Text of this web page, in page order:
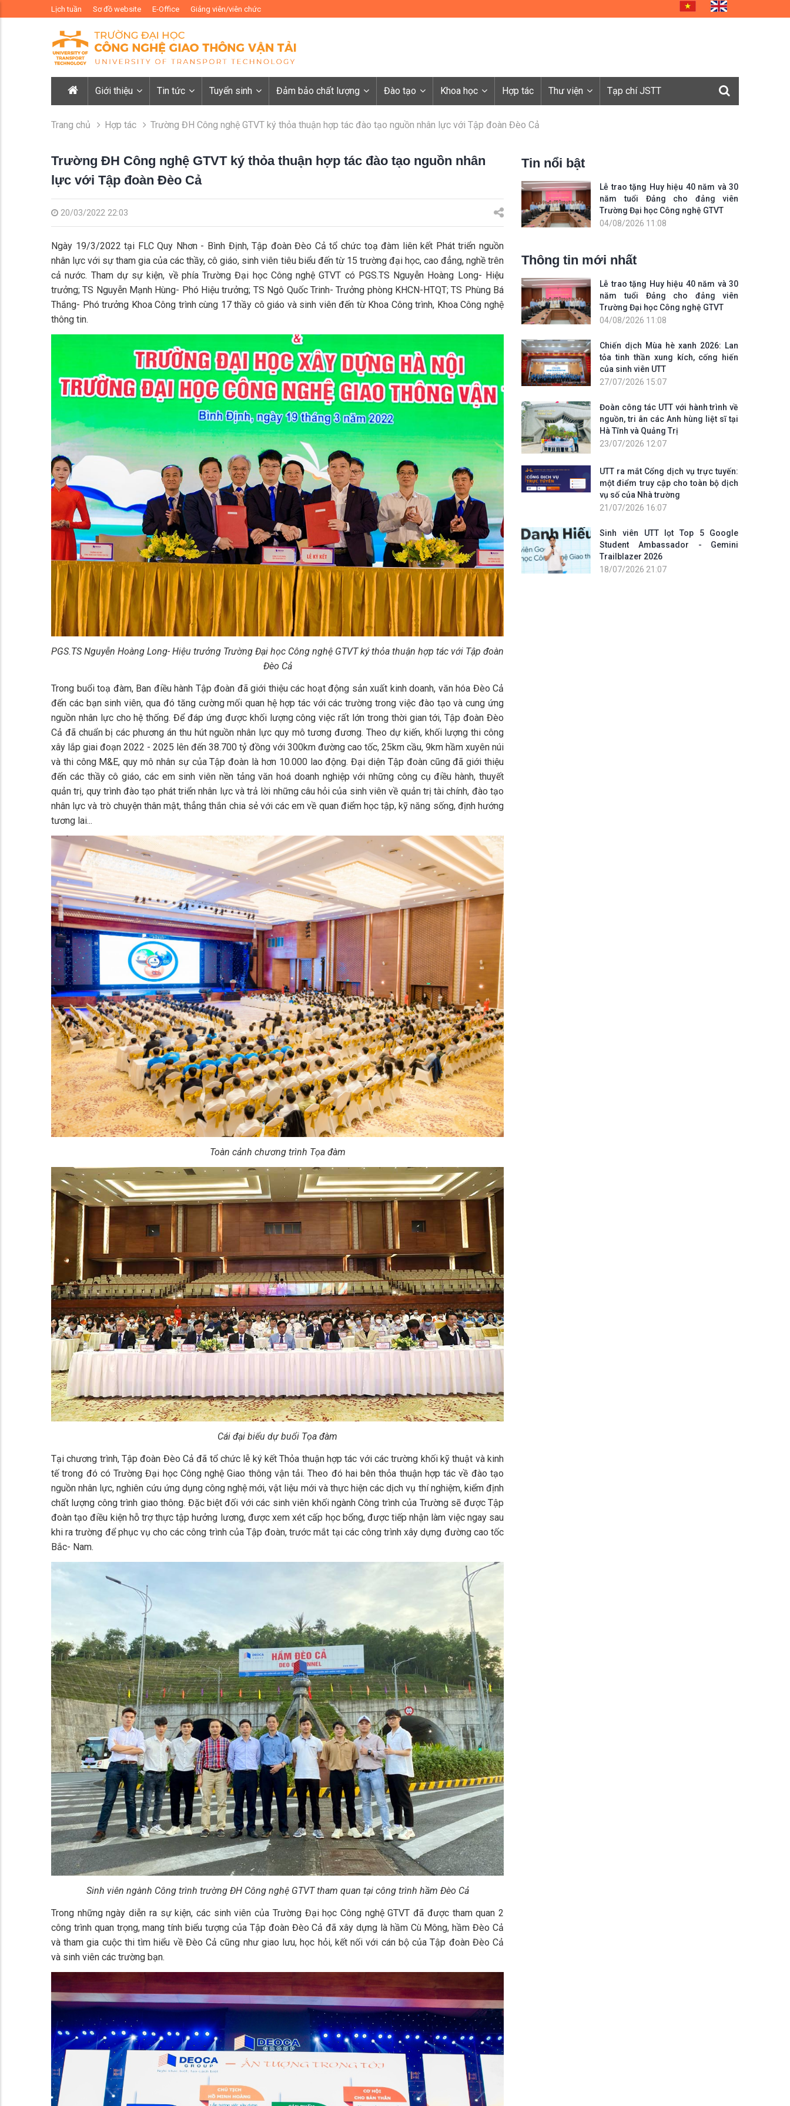
Lịch tuần Sơ đồ website E-Office Giảng viên/viên chức
Giới thiệu Tin tức Tuyển sinh Đảm bảo chất lượng Đào tạo Khoa học Hợp tác Thư viện Tạp chí JSTT
Trang chủ Hợp tác Trường ĐH Công nghệ GTVT ký thỏa thuận hợp tác đào tạo nguồn nhân lực với Tập đoàn Đèo Cả
Trường ĐH Công nghệ GTVT ký thỏa thuận hợp tác đào tạo nguồn nhân
lực với Tập đoàn Đèo Cả
20/03/2022 22:03
Ngày 19/3/2022 tại FLC Quy Nhơn - Bình Định, Tập đoàn Đèo Cả tổ chức toạ đàm liên kết Phát triển nguồn
nhân lực với sự tham gia của các thầy, cô giáo, sinh viên tiêu biểu đến từ 15 trường đại học, cao đẳng, nghề trên
cả nước. Tham dự sự kiện, về phía Trường Đại học Công nghệ GTVT có PGS.TS Nguyễn Hoàng Long- Hiệu
trưởng; TS Nguyễn Mạnh Hùng- Phó Hiệu trưởng; TS Ngô Quốc Trinh- Trưởng phòng KHCN-HTQT; TS Phùng Bá
Thắng- Phó trưởng Khoa Công trình cùng 17 thầy cô giáo và sinh viên đến từ Khoa Công trình, Khoa Công nghệ
thông tin.
PGS.TS Nguyễn Hoàng Long- Hiệu trưởng Trường Đại học Công nghệ GTVT ký thỏa thuận hợp tác với Tập đoàn
Đèo Cả
Trong buổi toạ đàm, Ban điều hành Tập đoàn đã giới thiệu các hoạt động sản xuất kinh doanh, văn hóa Đèo Cả
đến các bạn sinh viên, qua đó tăng cường mối quan hệ hợp tác với các trường trong việc đào tạo và cung ứng
nguồn nhân lực cho hệ thống. Để đáp ứng được khối lượng công việc rất lớn trong thời gian tới, Tập đoàn Đèo
Cả đã chuẩn bị các phương án thu hút nguồn nhân lực quy mô tương đương. Theo dự kiến, khối lượng thi công
xây lắp giai đoạn 2022 - 2025 lên đến 38.700 tỷ đồng với 300km đường cao tốc, 25km cầu, 9km hầm xuyên núi
và thi công M&E, quy mô nhân sự của Tập đoàn là hơn 10.000 lao động. Đại diện Tập đoàn cũng đã giới thiệu
đến các thầy cô giáo, các em sinh viên nền tảng văn hoá doanh nghiệp với những công cụ điều hành, thuyết
quản trị, quy trình đào tạo phát triển nhân lực và trả lời những câu hỏi của sinh viên về quản trị tài chính, đào tạo
nhân lực và trò chuyện thân mật, thẳng thắn chia sẻ với các em về quan điểm học tập, kỹ năng sống, định hướng
tương lai...
Toàn cảnh chương trình Tọa đàm
Cái đại biểu dự buổi Tọa đàm
Tại chương trình, Tập đoàn Đèo Cả đã tổ chức lễ ký kết Thỏa thuận hợp tác với các trường khối kỹ thuật và kinh
tế trong đó có Trường Đại học Công nghệ Giao thông vận tải. Theo đó hai bên thỏa thuận hợp tác về đào tạo
nguồn nhân lực, nghiên cứu ứng dụng công nghệ mới, vật liệu mới và thực hiện các dịch vụ thí nghiệm, kiểm định
chất lượng công trình giao thông. Đặc biệt đối với các sinh viên khối ngành Công trình của Trường sẽ được Tập
đoàn tạo điều kiện hỗ trợ thực tập hưởng lương, được xem xét cấp học bổng, được tiếp nhận làm việc ngay sau
khi ra trường để phục vụ cho các công trình của Tập đoàn, trước mắt tại các công trình xây dựng đường cao tốc
Bắc- Nam.
Sinh viên ngành Công trình trường ĐH Công nghệ GTVT tham quan tại công trình hầm Đèo Cả
Trong những ngày diễn ra sự kiện, các sinh viên của Trường Đại học Công nghệ GTVT đã được tham quan 2
công trình quan trọng, mang tính biểu tượng của Tập đoàn Đèo Cả đã xây dựng là hầm Cù Mông, hầm Đèo Cả
và tham gia cuộc thi tìm hiểu về Đèo Cả cũng như giao lưu, học hỏi, kết nối với cán bộ của Tập đoàn Đèo Cả
và sinh viên các trường bạn.
Tin nổi bật
Lễ trao tặng Huy hiệu 40 năm và 30
năm tuổi Đảng cho đảng viên
Trường Đại học Công nghệ GTVT
04/08/2026 11:08
Thông tin mới nhất
Lễ trao tặng Huy hiệu 40 năm và 30
năm tuổi Đảng cho đảng viên
Trường Đại học Công nghệ GTVT
04/08/2026 11:08
Chiến dịch Mùa hè xanh 2026: Lan
tỏa tinh thần xung kích, cống hiến
của sinh viên UTT
27/07/2026 15:07
Đoàn công tác UTT với hành trình về
nguồn, tri ân các Anh hùng liệt sĩ tại
Hà Tĩnh và Quảng Trị
23/07/2026 12:07
UTT ra mắt Cổng dịch vụ trực tuyến:
một điểm truy cập cho toàn bộ dịch
vụ số của Nhà trường
21/07/2026 16:07
Sinh viên UTT lọt Top 5 Google
Student Ambassador - Gemini
Trailblazer 2026
18/07/2026 21:07